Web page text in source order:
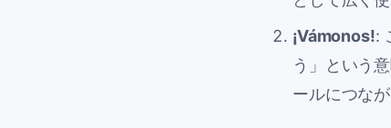
¡Vámonos!:
う」という意
ールにつな